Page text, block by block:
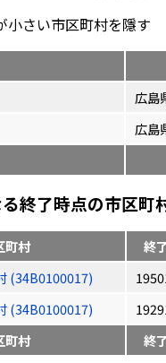
小さい市区町村を隱す
広島
広島
終了時点の市区町
町村 終
(34B0100017)
(34B0100017)
町村 終